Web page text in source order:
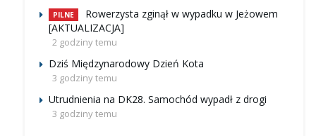
PILNE
Rowerzysta zginął w wypadku w Jeżowem
[AKTUALIZACJA]
2 godziny temu
Dziś Międzynarodowy Dzień Kota
3 godziny temu
Utrudnienia na DK28. Samochód wypadł z drogi
3 godziny temu